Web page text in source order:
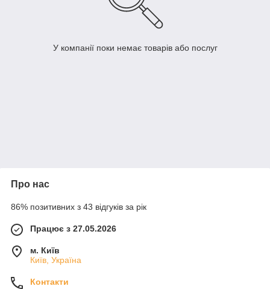
У компанії поки немає товарів або послуг
Про нас
86% позитивних з 43 відгуків за рік
Працює з 27.05.2026
м. Київ
Київ, Україна
Контакти